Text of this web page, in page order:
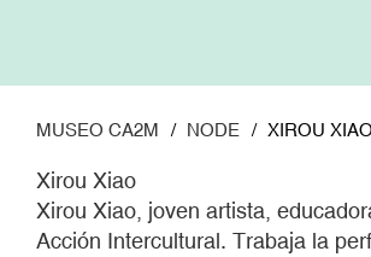
MUSEO CA2M NODE XIROU XIAO
Xirou Xiao
Xirou Xiao, joven artista,
Acción Intercultural. Trabaja la